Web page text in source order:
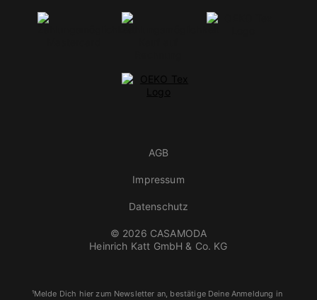
© 2026 CASAMODA
Heinrich Katt GmbH & Co. KG
AGB
Impressum
Datenschutz
¹Melde Dich hier zum Newsletter an, bestätige Deine Anmeldung in